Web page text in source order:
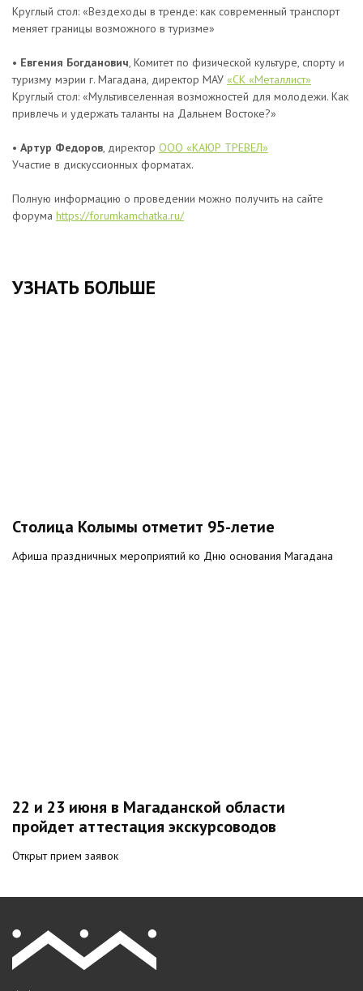
Круглый стол: «Вездеходы в тренде: как современный транспорт
меняет границы возможного в туризме»
• Евгения Богданович, Комитет по физической культуре, спорту и
туризму мэрии г. Магадана, директор МАУ «СК «Металлист»
Круглый стол: «Мультивселенная возможностей для молодежи. Как
привлечь и удержать таланты на Дальнем Востоке?»
• Артур Федоров, директор ООО «КАЮР ТРЕВЕЛ»
Участие в дискуссионных форматах.
Полную информацию о проведении можно получить на сайте
форума https://forumkamchatka.ru/
УЗНАТЬ БОЛЬШЕ
Столица Колымы отметит 95-летие
Афиша праздничных мероприятий ко Дню основания Магадана
22 и 23 июня в Магаданской области
пройдет аттестация экскурсоводов
Открыт прием заявок